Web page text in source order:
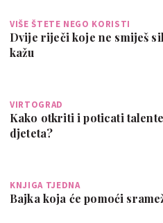
VIŠE ŠTETE NEGO KORISTI
Dvije riječi koje ne smiješ
kažu
VIRTOGRAD
Kako otkriti i poticati
djeteta?
KNJIGA TJEDNA
Bajka koja će pomoći